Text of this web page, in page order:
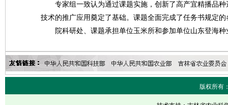
专家组一致认为通过课题实施，创新了高产宜精播品种
技术的推广应用奠定了基础。课题全面完成了任务书规定
院科研处、课题承担单位玉米所和参加单位山东登海种
版权所有